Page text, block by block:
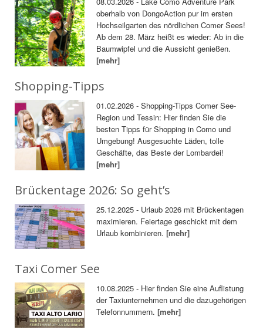
oberhalb von DongoAction pur im ersten
Hochseilgarten des nördlichen Comer Sees!
Ab dem 28. März heißt es wieder: Ab in die
Baumwipfel und die Aussicht genießen.
[mehr]
Shopping-Tipps
01.02.2026 - Shopping-Tipps Comer See-
Region und Tessin: Hier finden Sie die
besten Tipps für Shopping in Como und
Umgebung! Ausgesuchte Läden, tolle
Geschäfte, das Beste der Lombardei!
[mehr]
Brückentage 2026: So geht’s
25.12.2025 - Urlaub 2026 mit Brückentagen
maximieren. Feiertage geschickt mit dem
Urlaub kombinieren.[mehr]
Taxi Comer See
10.08.2025 - Hier finden Sie eine Auflistung
der Taxiunternehmen und die dazugehörigen
Telefonnummern.[mehr]